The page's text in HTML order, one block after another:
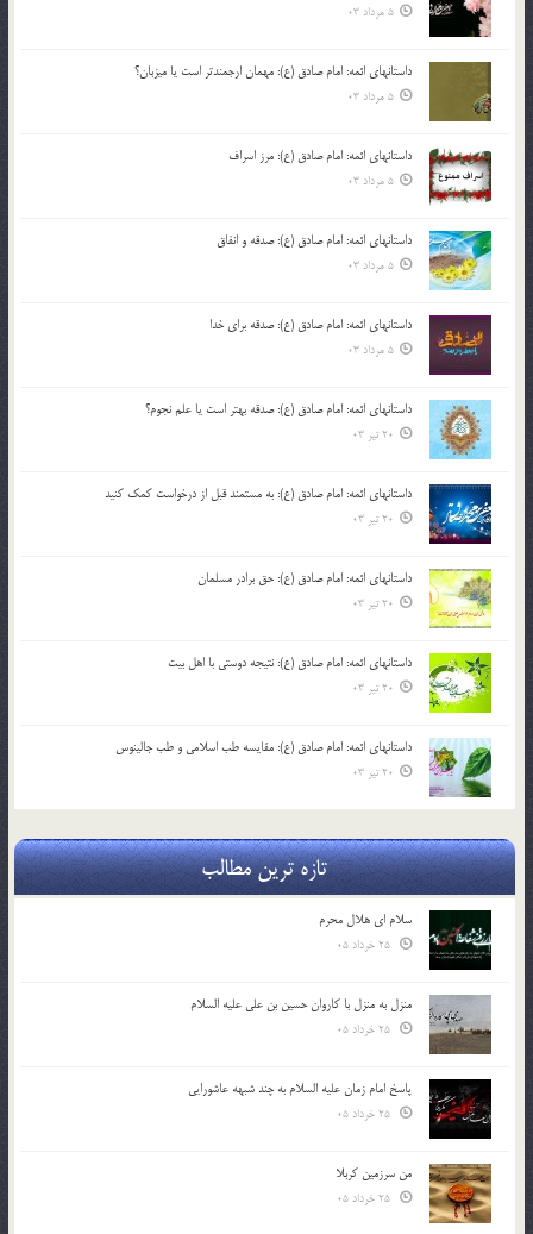
5 مرداد 03
داستانهای ائمه: امام صادق (ع): مهمان ارجمندتر است یا میزبان؟
5 مرداد 03
داستانهای ائمه: امام صادق (ع): مرز اسراف
5 مرداد 03
داستانهای ائمه: امام صادق (ع): صدقه و انفاق
5 مرداد 03
داستانهای ائمه: امام صادق (ع): صدقه برای خدا
5 مرداد 03
داستانهای ائمه: امام صادق (ع): صدقه بهتر است یا علم نجوم؟
20 تیر 03
داستانهای ائمه: امام صادق (ع): به مستمند قبل از درخواست کمک کنید
20 تیر 03
داستانهای ائمه: امام صادق (ع): حق برادر مسلمان
20 تیر 03
داستانهای ائمه: امام صادق (ع): نتیجه دوستی با اهل بیت
20 تیر 03
داستانهای ائمه: امام صادق (ع): مقایسه طب اسلامی و طب جالینوس
20 تیر 03
تازه ترین مطالب
سلام ای هلال محرم
منزل به منزل با کاروان حسین بن علی علیه السلام
پاسخ امام زمان علیه السلام به چند شبهه عاشورایی
من سرزمین کربلا